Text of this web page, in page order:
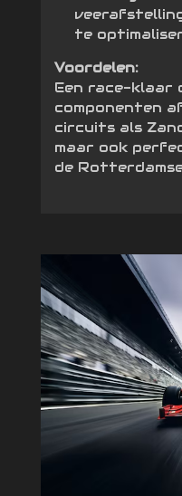
te
Voordelen:
Een race-klaar
componenten
circuits als
maar ook
de